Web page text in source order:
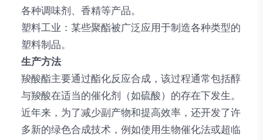
各种调味剂、香精等产品。
塑料工业 ：某些聚酯被广泛应用于制造各种类型的
塑料制品。
生产方法
羧酸酯主要通过酯化反应合成，该过程通常包括醇
与羧酸在适当的催化剂（如硫酸）的存在下发生。
近年来，为了减少副产物和提高效率，还开发了许
多新的绿色合成技术，例如使用生物催化法或超临